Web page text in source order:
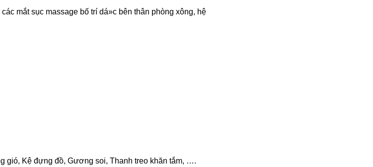
mắt sục massage bố trí dá»c bên thân phòng xông, hệ
gió, Kệ đựng đồ, Gương soi, Thanh treo khăn tắm, ….